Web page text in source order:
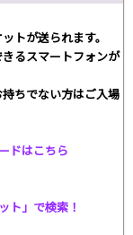
トが送られます。
るスマートフォンが
ちでない方はご入場
ドはこちら
ト」で検索！